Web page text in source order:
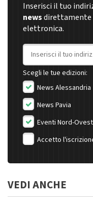
Inserisci il tuo
newsdirettamente
elettronica.
Indirizzo email
Scegli le tue edizioni:
News Alessandria
News Pavia
Eventi Nord-Ovest
Accetto
VEDI ANCHE